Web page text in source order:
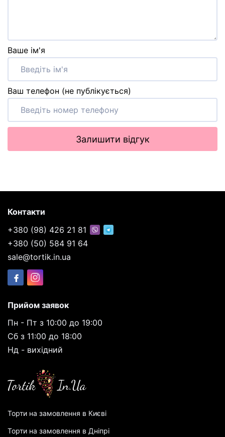
Ваше ім'я
Ваш телефон (не публікується)
Залишити відгук
Контакти
+380 (98) 426 21 81
+380 (50) 584 91 64
sale@tortik.in.ua
Прийом заявок
Пн - Пт з 10:00 до 19:00
Сб з 11:00 до 18:00
Нд - вихідний
Торти на замовлення в Києві
Торти на замовлення в Дніпрі